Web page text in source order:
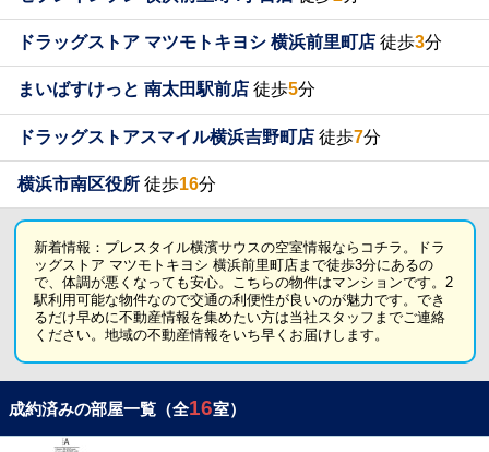
ドラッグストア マツモトキヨシ 横浜前里町店 徒歩3分
まいばすけっと 南太田駅前店 徒歩5分
ドラッグストアスマイル横浜吉野町店 徒歩7分
横浜市南区役所 徒歩16分
新着情報：プレスタイル横濱サウスの空室情報ならコチラ。ドラ
ッグストア マツモトキヨシ 横浜前里町店まで徒歩3分にあるの
で、体調が悪くなっても安心。こちらの物件はマンションです。2
駅利用可能な物件なので交通の利便性が良いのが魅力です。でき
るだけ早めに不動産情報を集めたい方は当社スタッフまでご連絡
ください。地域の不動産情報をいち早くお届けします。
成約済みの部屋一覧（全16室）